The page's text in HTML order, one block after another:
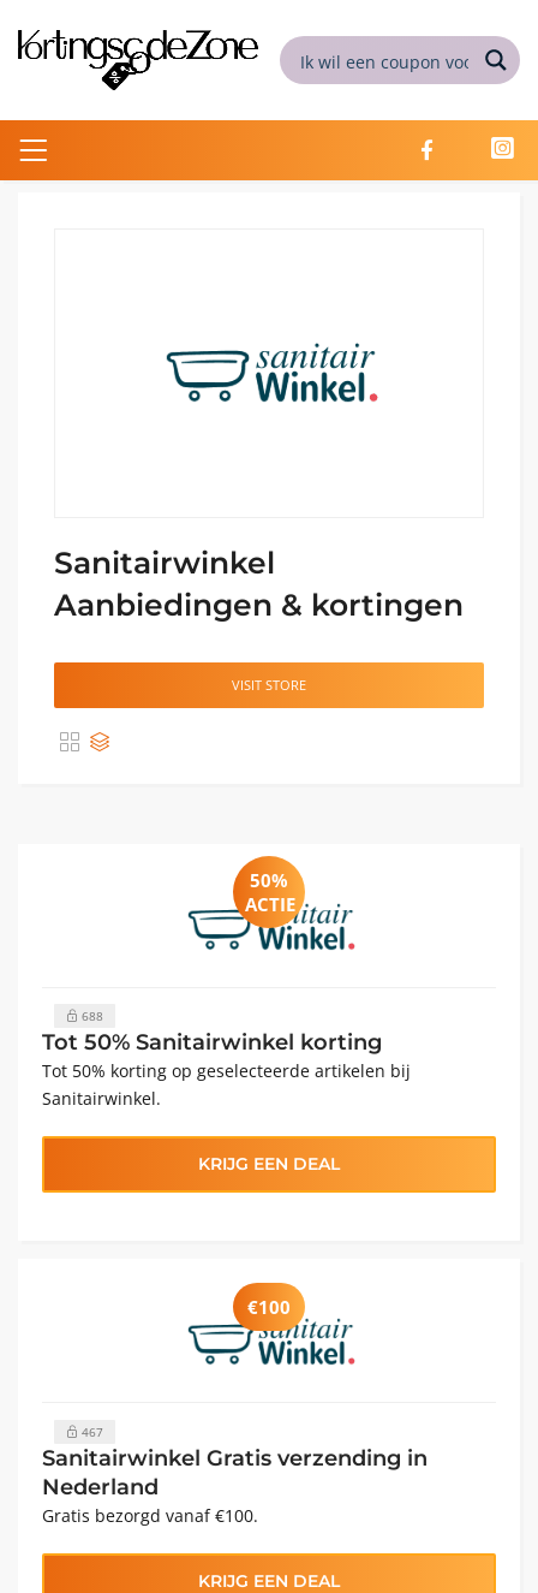
Sanitairwinkel
Aanbiedingen & kortingen
VISIT STORE
50%
ACTIE
688
Tot 50% Sanitairwinkel korting
Tot 50% korting op geselecteerde artikelen bij
Sanitairwinkel.
KRIJG EEN DEAL
€100
467
Sanitairwinkel Gratis verzending in
Nederland
Gratis bezorgd vanaf €100.
KRIJG EEN DEAL